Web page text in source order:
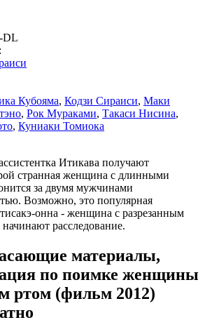
DL
Кубояма, Кодзи Сираиси, Маки
, Рок Мураками, Такаси Нисина,
, Куниаки Томиока
Итикава получают
странная женщина с длинными
за двумя мужчинами
Возможно, это популярная
онна - женщина с разрезанным
расследование.
материалы,
по поимке женщины
ртом (фильм 2012)